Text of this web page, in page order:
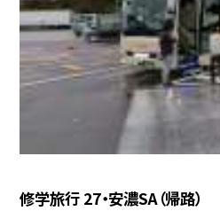
修学旅行 27・安濃SA（帰路）